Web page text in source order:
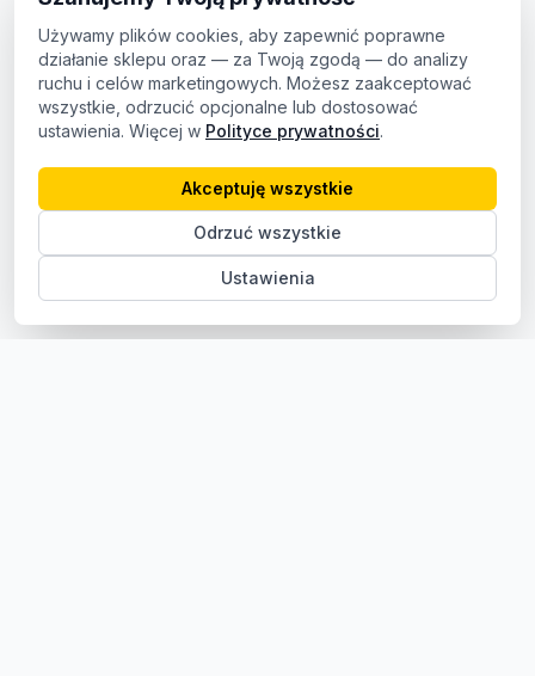
Używamy plików cookies, aby zapewnić poprawne
działanie sklepu oraz — za Twoją zgodą — do analizy
ruchu i celów marketingowych. Możesz zaakceptować
wszystkie, odrzucić opcjonalne lub dostosować
ustawienia. Więcej w Polityce prywatności.
Ustawienia
Odrzuć wszystkie
Akceptuję wszystkie